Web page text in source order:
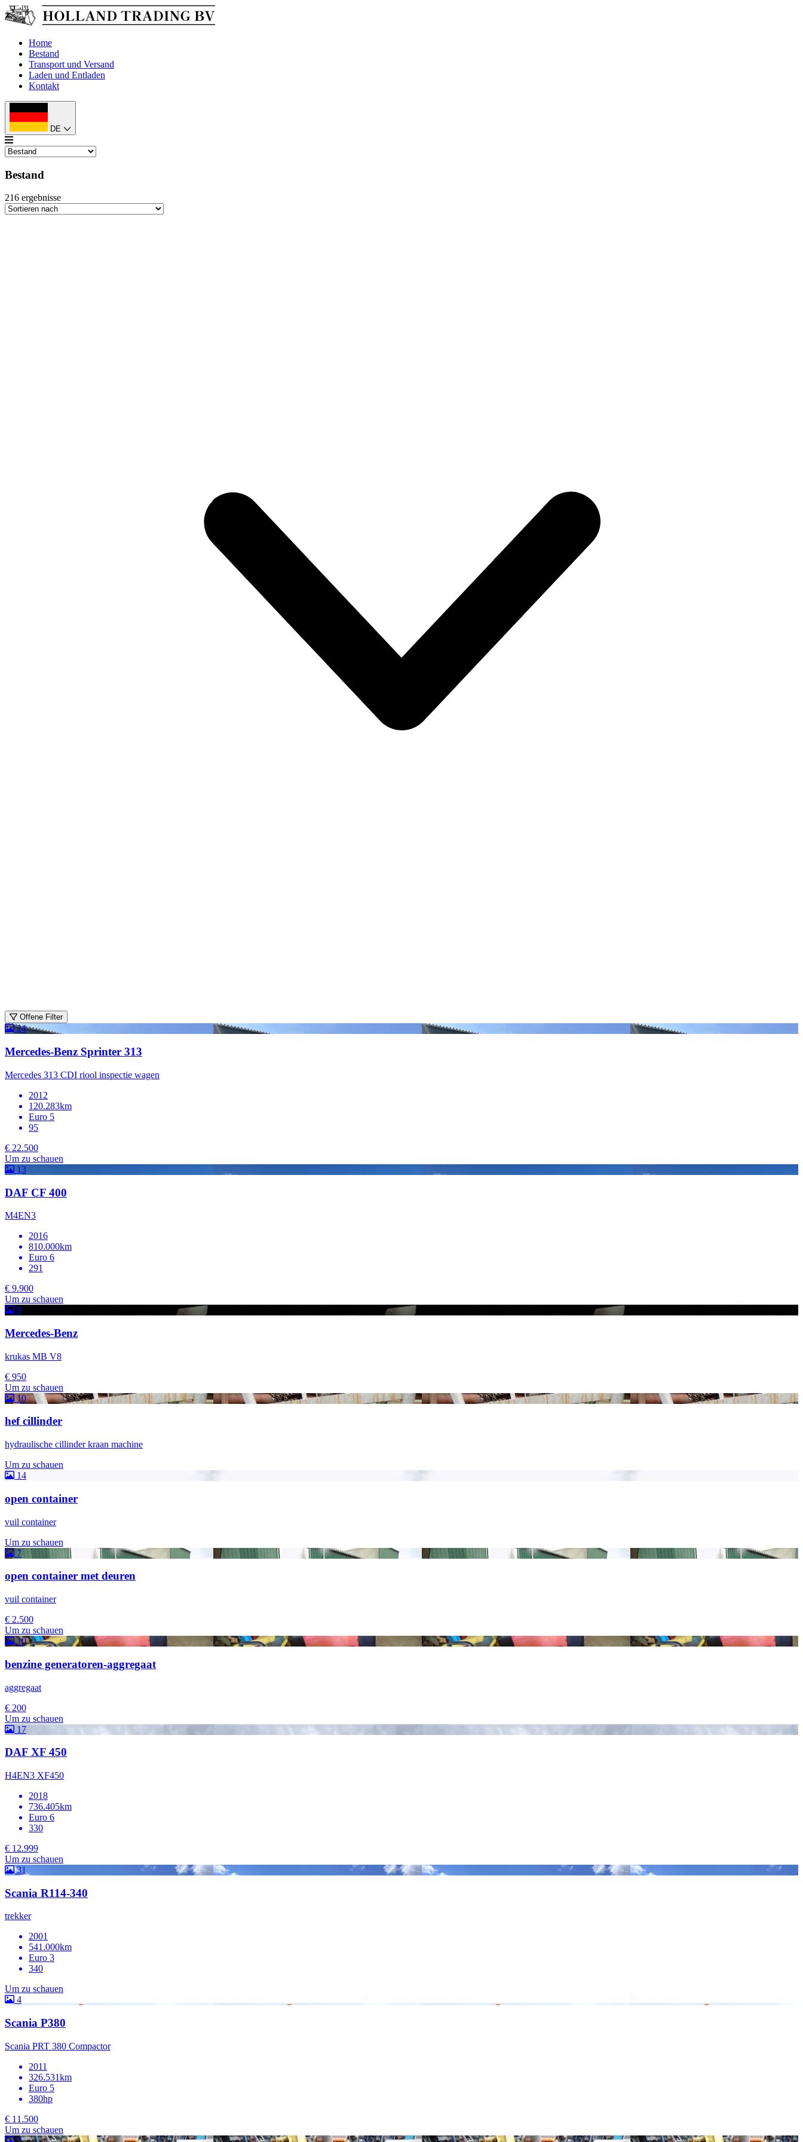
Home
Bestand
Transport und Versand
Laden und Entladen
Kontakt
DE
Bestand
216 ergebnisse
Offene Filter
24
Mercedes-Benz Sprinter 313
Mercedes 313 CDI riool inspectie wagen
2012
120.283km
Euro 5
95
€ 22.500
Um zu schauen
13
DAF CF 400
M4EN3
2016
810.000km
Euro 6
291
€ 9.900
Um zu schauen
9
Mercedes-Benz
krukas MB V8
€ 950
Um zu schauen
10
hef cillinder
hydraulische cillinder kraan machine
Um zu schauen
14
open container
vuil container
Um zu schauen
7
open container met deuren
vuil container
€ 2.500
Um zu schauen
10
benzine generatoren-aggregaat
aggregaat
€ 200
Um zu schauen
17
DAF XF 450
H4EN3 XF450
2018
736.405km
Euro 6
330
€ 12.999
Um zu schauen
31
Scania R114-340
trekker
2001
541.000km
Euro 3
340
Um zu schauen
4
Scania P380
Scania PRT 380 Compactor
2011
326.531km
Euro 5
380hp
€ 11.500
Um zu schauen